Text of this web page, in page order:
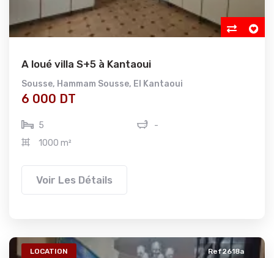
A loué villa S+5 à Kantaoui
Sousse, Hammam Sousse, El Kantaoui
6 000 DT
5
-
1000 m²
Voir Les Détails
LOCATION Ref2618a